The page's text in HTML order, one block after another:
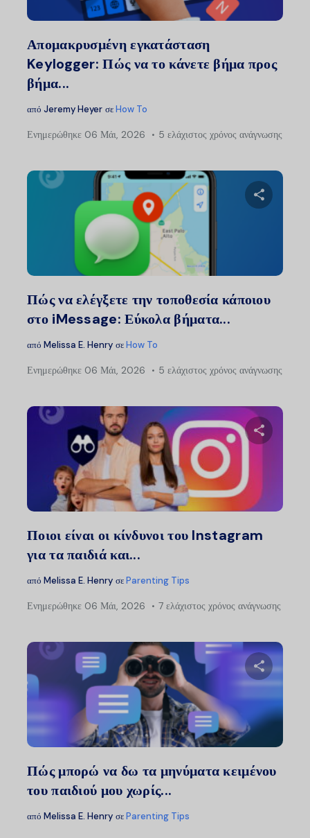
Απομακρυσμένη εγκατάσταση
Keylogger: Πώς να το κάνετε βήμα προς
βήμα...
από Jeremy Heyer σεHow To
Ενημερώθηκε 06 Μάι, 2026 5 ελάχιστος χρόνος ανάγνωσης
Πώς να ελέγξετε την τοποθεσία κάποιου
στο iMessage: Εύκολα βήματα...
από Melissa E. Henry σεHow To
Ενημερώθηκε 06 Μάι, 2026 5 ελάχιστος χρόνος ανάγνωσης
Ποιοι είναι οι κίνδυνοι του Instagram
για τα παιδιά και...
από Melissa E. Henry σεParenting Tips
Ενημερώθηκε 06 Μάι, 2026 7 ελάχιστος χρόνος ανάγνωσης
Πώς μπορώ να δω τα μηνύματα κειμένου
του παιδιού μου χωρίς...
από Melissa E. Henry σεParenting Tips